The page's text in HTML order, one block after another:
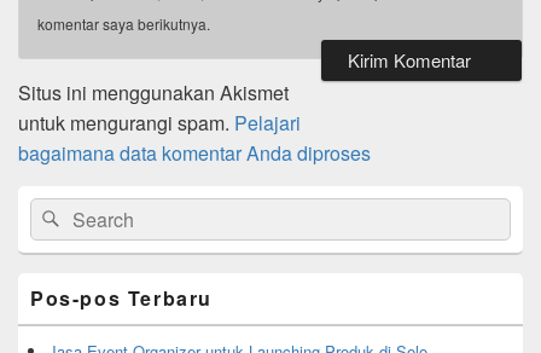
komentar saya berikutnya.
Situs ini menggunakan Akismet
untuk mengurangi spam. Pelajari
bagaimana data komentar Anda diproses
Primary
Sidebar
Widget
Area
Search
for:
Search
Pos-pos Terbaru